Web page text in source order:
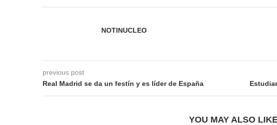
NOTINUCLEO
previous post
Real Madrid se da un festín y es líder de España
YOU MAY ALSO